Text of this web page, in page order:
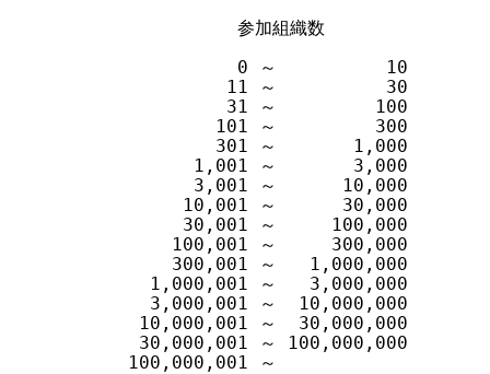
参加組織数         議決権
0 ～          10
11 ～          30
31 ～         100
101 ～         300
301 ～       1,000
1,001 ～       3,000
3,001 ～      10,000
10,001 ～      30,000
30,001 ～     100,000
100,001 ～     300,000
300,001 ～   1,000,000
1,000,001 ～   3,000,000
3,000,001 ～  10,000,000
10,000,001 ～  30,000,000
30,000,001 ～ 100,000,000
100,000,001 ～